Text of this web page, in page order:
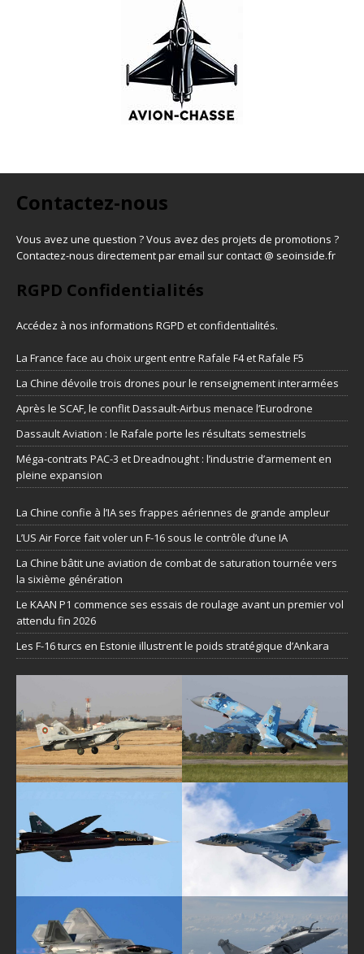
Contactez-nous
Vous avez une question ? Vous avez des projets de promotions ?
Contactez-nous directement par email sur contact @ seoinside.fr
RGPD Confidentialités
Accédez à nos informations RGPD et confidentialités.
La France face au choix urgent entre Rafale F4 et Rafale F5
La Chine dévoile trois drones pour le renseignement interarmées
Après le SCAF, le conflit Dassault-Airbus menace l’Eurodrone
Dassault Aviation : le Rafale porte les résultats semestriels
Méga-contrats PAC-3 et Dreadnought : l’industrie d’armement en
pleine expansion
La Chine confie à l’IA ses frappes aériennes de grande ampleur
L’US Air Force fait voler un F-16 sous le contrôle d’une IA
La Chine bâtit une aviation de combat de saturation tournée vers
la sixième génération
Le KAAN P1 commence ses essais de roulage avant un premier vol
attendu fin 2026
Les F-16 turcs en Estonie illustrent le poids stratégique d’Ankara